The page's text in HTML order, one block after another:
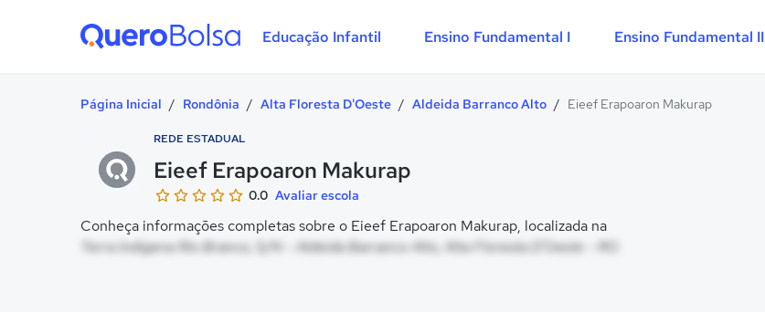
Educação Infantil Ensino Fundamental I Ensino Fundamental II
Página Inicial / Rondônia / Alta Floresta D'Oeste / Aldeida Barranco Alto / Eieef Erapoaron Makurap
REDE ESTADUAL
Eieef Erapoaron Makurap
0.0 Avaliar escola
Conheça informações completas sobre o Eieef Erapoaron Makurap, localizada na
Terra Indigena Rio Branco, S/N - Aldeida Barranco Alto, Alta Floresta D'Oeste - RO